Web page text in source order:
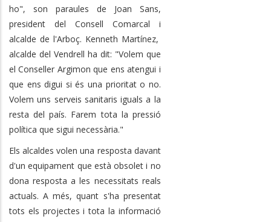
ho", son paraules de Joan Sans,
president del Consell Comarcal i
alcalde de l'Arboç. Kenneth Martínez,
alcalde del Vendrell ha dit: "Volem que
el Conseller Argimon que ens atengui i
que ens digui si és una prioritat o no.
Volem uns serveis sanitaris iguals a la
resta del país. Farem tota la pressió
política que sigui necessària."
Els alcaldes volen una resposta davant
d'un equipament que està obsolet i no
dona resposta a les necessitats reals
actuals. A més, quant s'ha presentat
tots els projectes i tota la informació